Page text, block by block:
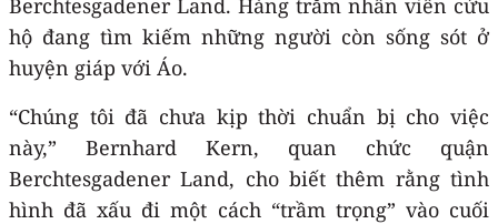
hộ đang tìm kiếm những người còn sống sót ở
huyện giáp với Áo.
“Chúng tôi đã chưa kịp thời chuẩn bị cho việc
này,” Bernhard Kern, quan chức quận
Berchtesgadener Land, cho biết thêm rằng tình
hình đã xấu đi một cách “trầm trọng” vào cuối